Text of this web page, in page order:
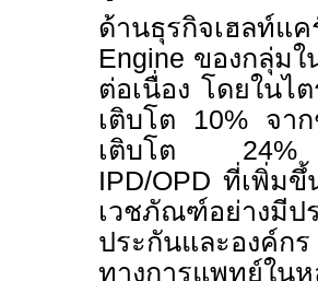
ด้านธุรกิจเฮลท์แ
Engine ของกลุ่มใ
ต่อเนื่อง โดยในไ
เติบโต 10% จา
เติบโต 24% จ
IPD/OPD ที่เพิ่มขึ้
เวชภัณฑ์อย่าง
ประกันและองค์ก
ทางการแพทย์ใ